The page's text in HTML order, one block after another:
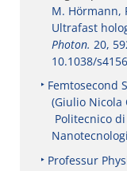
M. Hörmann,
Ultrafast
Photon. 20,
10.1038/
Femtosecond
(Giulio Nicola
Politecnico
Professur